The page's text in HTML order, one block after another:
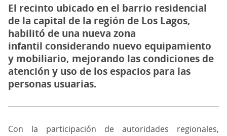
El recinto ubicado en el barrio residencial
de la capital de la región de Los Lagos,
habilitó de una nueva zona
infantil considerando nuevo equipamiento
y mobiliario, mejorando las condiciones de
atención y uso de los espacios para las
personas usuarias.
Con la participación de autoridades regionales,